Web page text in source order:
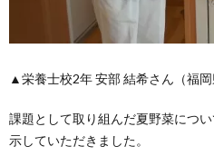
▲栄養士校2年 安部 結希さん（福岡
課題として取り組んだ夏野菜につ
示していただきました。